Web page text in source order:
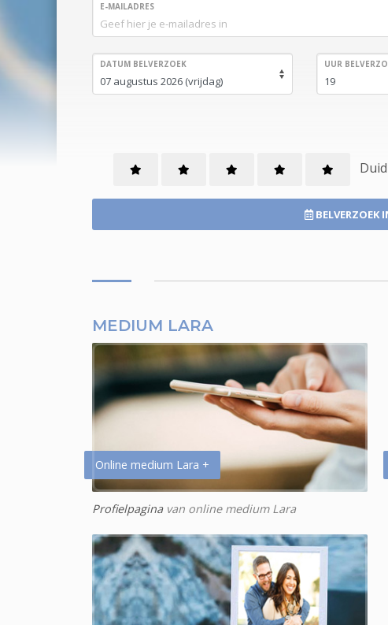
E-MAILADRES
DATUM BELVERZOEK UUR
BELVERZOEK
MEDIUM LARA
Online medium Lara +
Profielpaginavan online medium Lara